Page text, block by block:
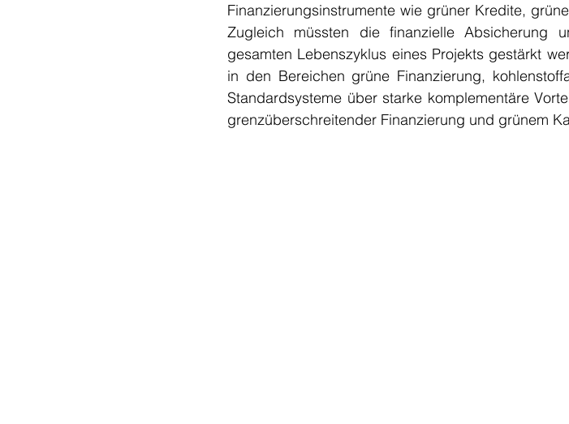
Finanzierungsinstrumente wie grüner Kredite,
Zugleich müssten die finanzielle Absicherung
gesamten Lebenszyklus eines Projekts gestärkt
in den Bereichen grüne Finanzierung,
Standardsysteme über starke komplementäre
grenzüberschreitender Finanzierung und grünem